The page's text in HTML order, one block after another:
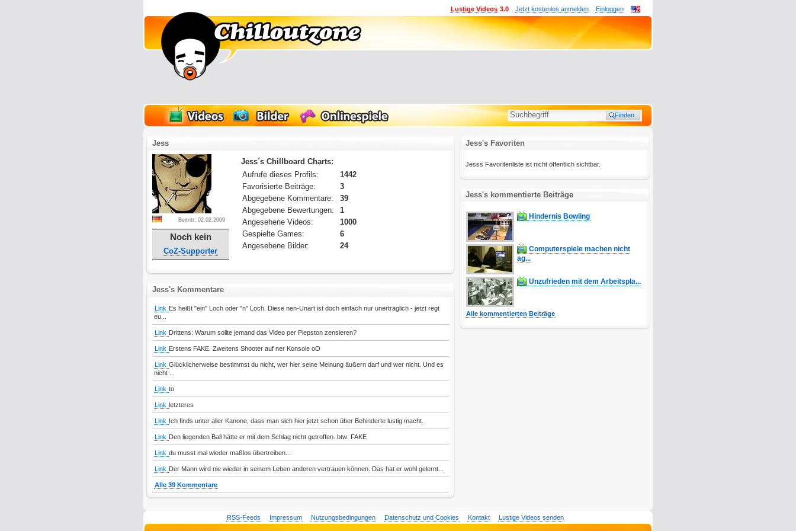
Einloggen
Jetzt kostenlos anmelden
Lustige Videos 3.0
Jess
Beitritt: 02.02.2009
Noch kein
CoZ-Supporter
Jess´s Chillboard Charts:
Aufrufe dieses Profils:
1442
Favorisierte Beiträge:
3
Abgegebene Kommentare:
39
Abgegebene Bewertungen:
1
Angesehene Videos:
1000
Gespielte Games:
6
Angesehene Bilder:
24
Jess's Kommentare
Link Es heißt "ein" Loch oder "n" Loch. Diese nen-Unart ist doch einfach nur unerträglich - jetzt regt
eu...
Link Drittens: Warum sollte jemand das Video per Piepston zensieren?
Link Erstens FAKE. Zweitens Shooter auf ner Konsole oO
Link Glücklicherweise bestimmst du nicht, wer hier seine Meinung äußern darf und wer nicht. Und es
nicht ...
Link to
Link letzteres
Link Ich finds unter aller Kanone, dass man sich hier jetzt schon über Behinderte lustig macht.
Link Den liegenden Ball hätte er mit dem Schlag nicht getroffen. btw: FAKE
Link du musst mal wieder maßlos übertreiben...
Link Der Mann wird nie wieder in seinem Leben anderen vertrauen können. Das hat er wohl gelernt...
Alle 39 Kommentare
Jess's Favoriten
Jesss Favoritenliste ist nicht öffentlich sichtbar.
Jess's kommentierte Beiträge
Hindernis Bowling
Computerspiele machen nicht
ag...
Unzufrieden mit dem Arbeitspla...
Alle kommentierten Beiträge
RSS-Feeds Impressum Nutzungsbedingungen Datenschutz und Cookies Kontakt Lustige Videos senden